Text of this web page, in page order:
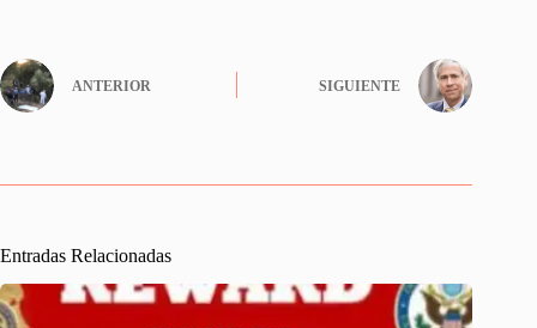
ANTERIOR SIGUIENTE
Entradas Relacionadas